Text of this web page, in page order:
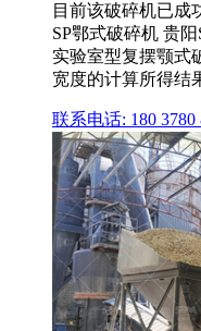
目前该破碎机已成
SP鄂式破碎机 贵
实验室型复摆颚式
宽度的计算所得结
联系电话: 180 3780